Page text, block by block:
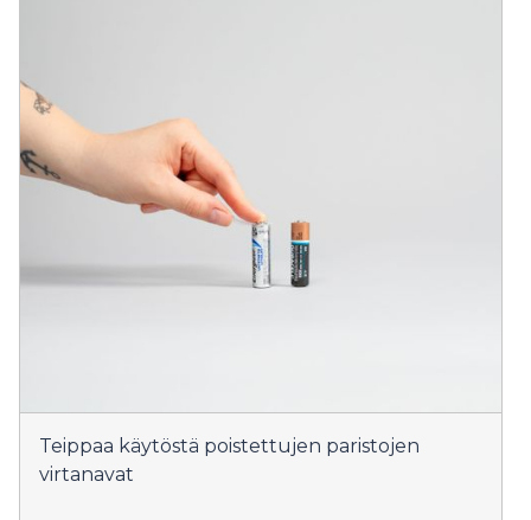
Teippaa käytöstä poistettujen paristojen
virtanavat